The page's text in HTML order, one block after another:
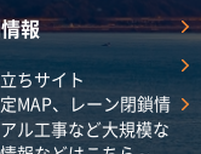
報
ちサイト
MAP、レーン閉鎖情
ル工事など大規模な